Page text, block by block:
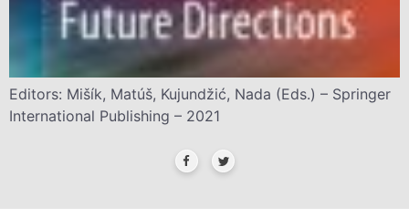
Editors: Mišík, Matúš, Kujundžić, Nada (Eds.) – Springer
International Publishing – 2021